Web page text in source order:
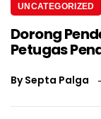
UNCATEGORIZED
Dorong
Petugas
BySepta Palga